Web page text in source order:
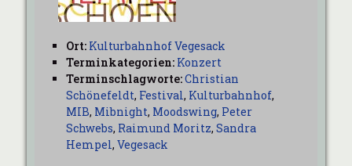
Ort: Kulturbahnhof Vegesack
Terminkategorien: Konzert
Terminschlagworte:Christian
Schönefeldt, Festival, Kulturbahnhof,
MIB, Mibnight, Moodswing, Peter
Schwebs, Raimund Moritz, Sandra
Hempel, Vegesack